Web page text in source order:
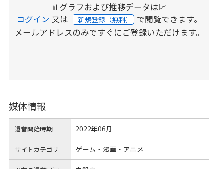
📊グラフおよび推移データは📈
ログイン 又は 新規登録（無料） で閲覧できます。
メールアドレスのみですぐにご登録いただけます。
媒体情報
運営開始時期 2022年06月
サイトカテゴリ ゲーム・漫画・アニメ